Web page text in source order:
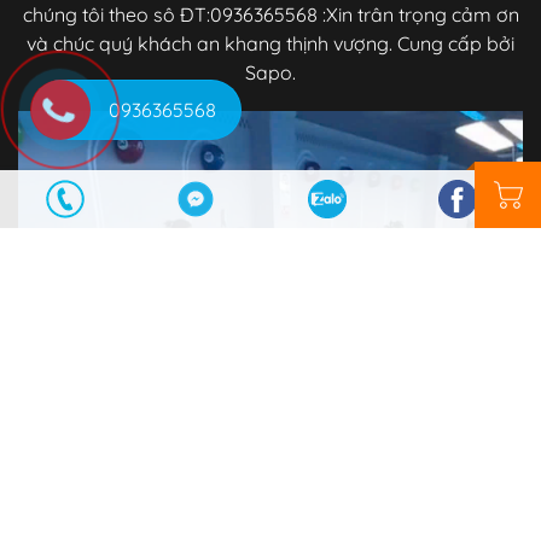
chúng tôi theo sô ĐT:0936365568 :Xin trân trọng cảm ơn
và chúc quý khách an khang thịnh vượng. Cung cấp bởi
Sapo.
0936365568